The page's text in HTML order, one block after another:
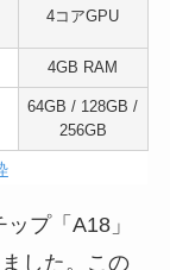
4コアGPU
4GB RAM
64GB / 128GB /
256GB
プ「A18」
した。この